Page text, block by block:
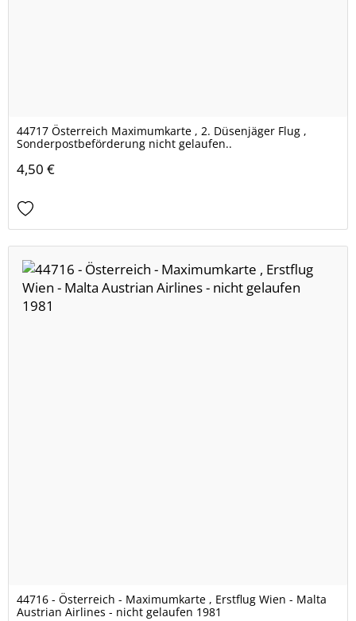
44717 Österreich Maximumkarte , 2. Düsenjäger Flug ,
Sonderpostbeförderung nicht gelaufen..
4,50 €
44716 - Österreich - Maximumkarte , Erstflug Wien - Malta
Austrian Airlines - nicht gelaufen 1981